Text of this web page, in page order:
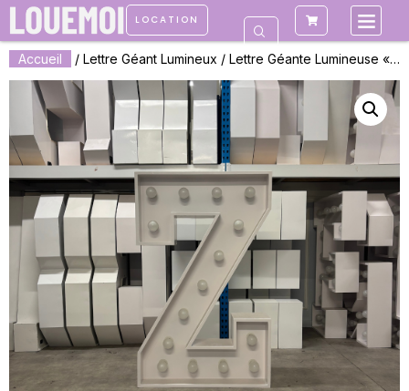
LOCATION
Accueil / Lettre Géant Lumineux / Lettre Géante Lumineuse « Z »